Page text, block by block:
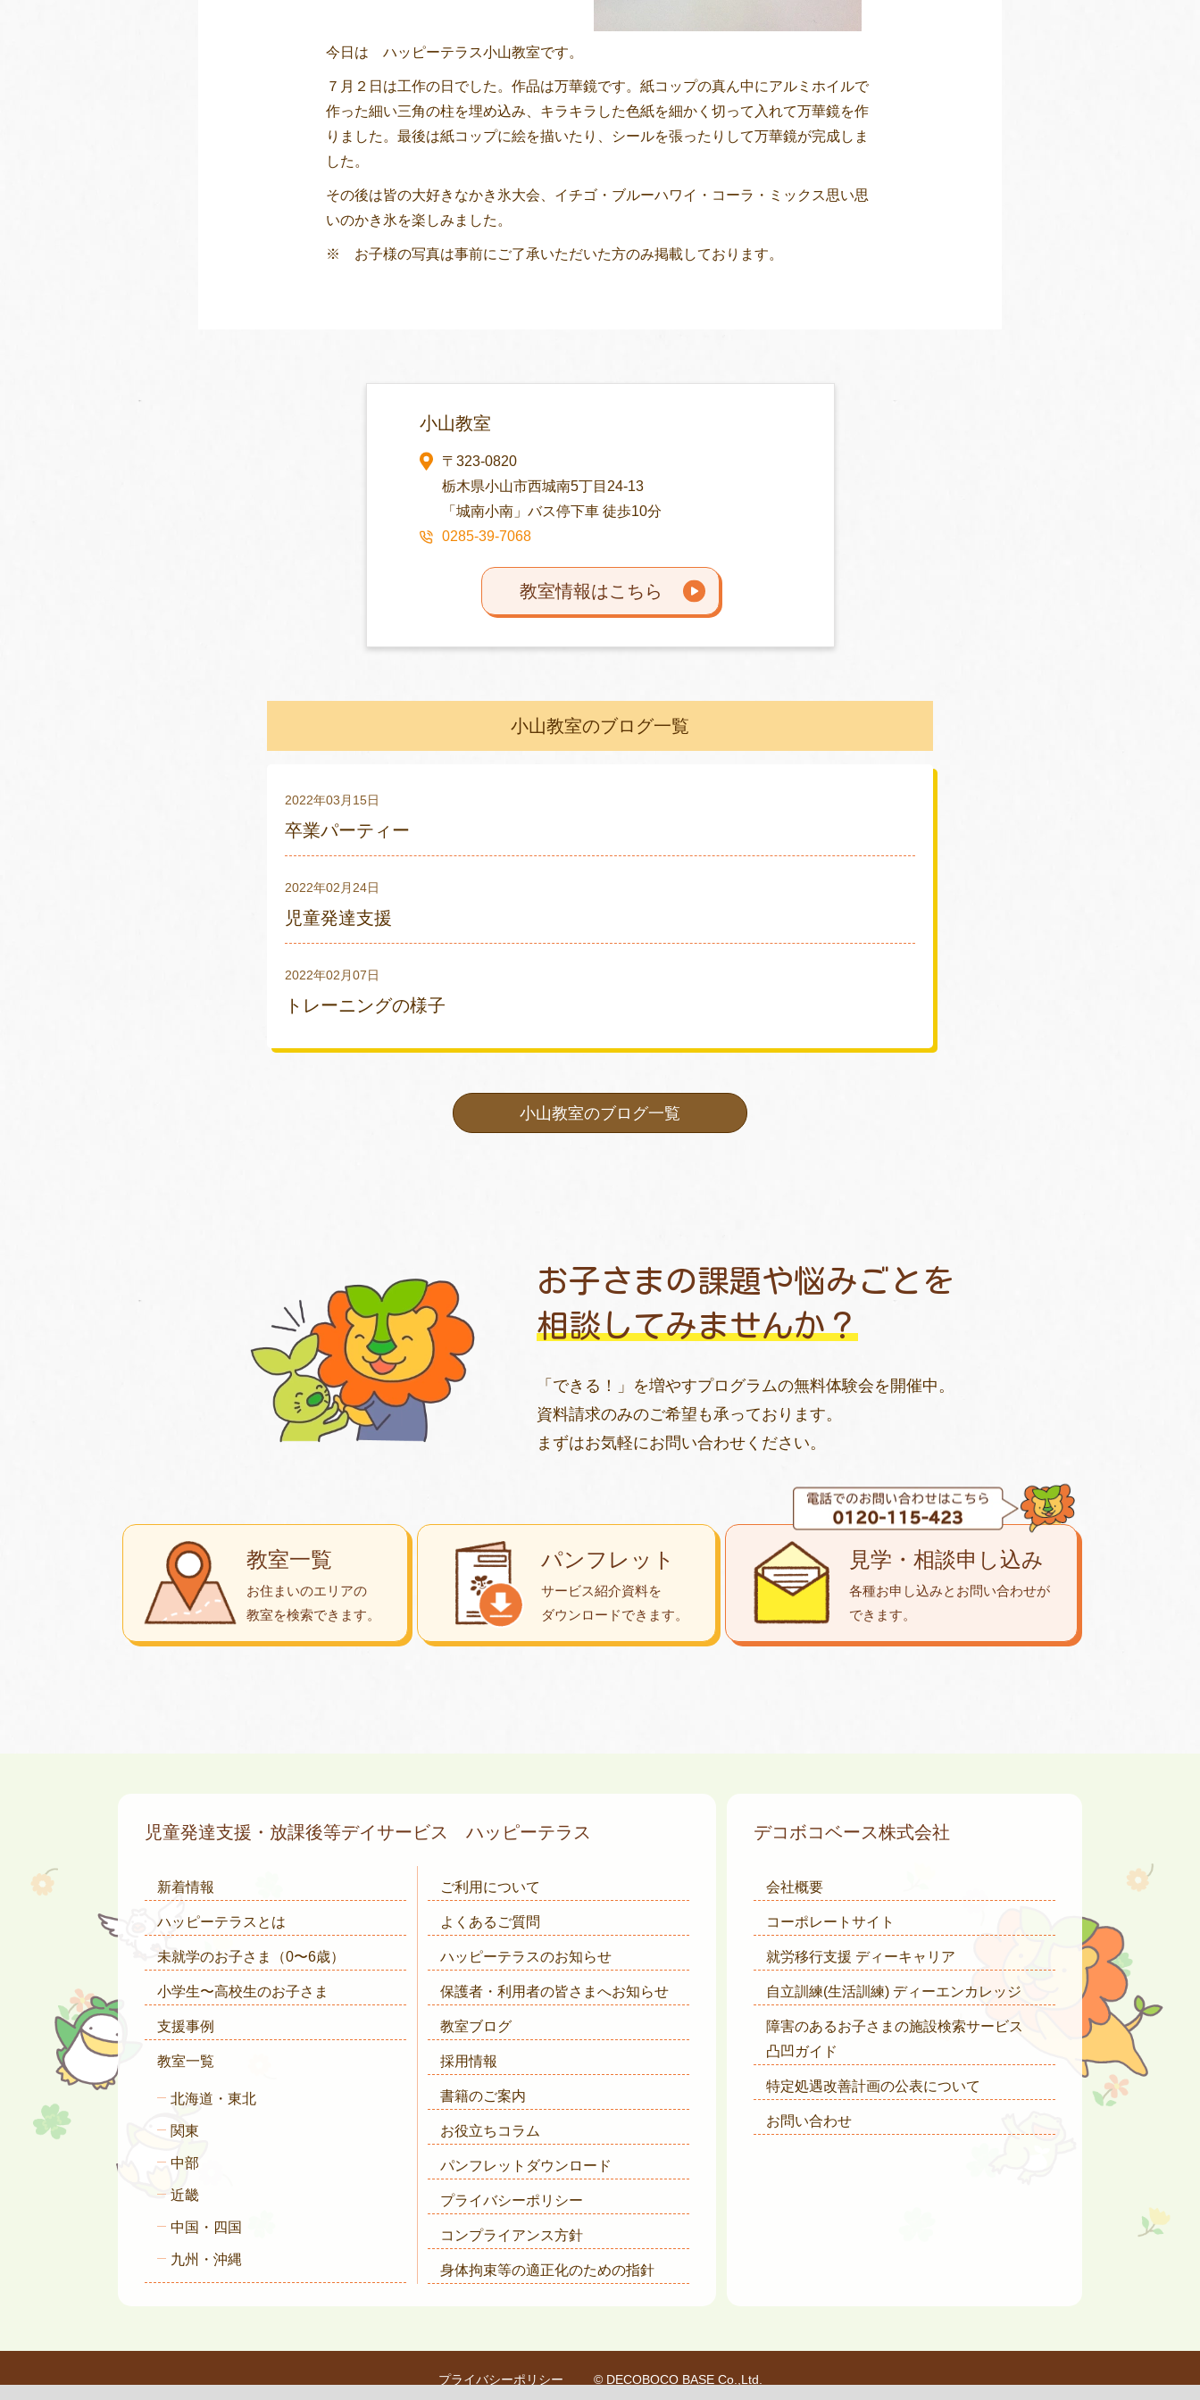
今日は ハッピーテラス小山教室です。
７月２日は工作の日でした。作品は万華鏡です。紙コップの真ん中にアルミホイルで
作った細い三角の柱を埋め込み、キラキラした色紙を細かく切って入れて万華鏡を作
りました。最後は紙コップに絵を描いたり、シールを張ったりして万華鏡が完成しま
した。
その後は皆の大好きなかき氷大会、イチゴ・ブルーハワイ・コーラ・ミックス思い思
いのかき氷を楽しみました。
※ お子様の写真は事前にご了承いただいた方のみ掲載しております。
小山教室
〒323-0820
栃木県小山市西城南5丁目24-13
「城南小南」バス停下車 徒歩10分
0285-39-7068
教室情報はこちら
小山教室のブログ一覧
2022年03月15日
卒業パーティー
2022年02月24日
児童発達支援
2022年02月07日
トレーニングの様子
小山教室のブログ一覧
お子さまの課題や悩みごとを
相談してみませんか？
「できる！」を増やすプログラムの無料体験会を開催中。
資料請求のみのご希望も承っております。
まずはお気軽にお問い合わせください。
教室一覧
お住まいのエリアの
教室を検索できます。
パンフレット
サービス紹介資料を
ダウンロードできます。
見学・相談申し込み
各種お申し込みとお問い合わせが
できます。
児童発達支援・放課後等デイサービス ハッピーテラス
新着情報
ハッピーテラスとは
未就学のお子さま （0〜6歳）
小学生〜高校生のお子さま
支援事例
教室一覧
北海道・東北
関東
中部
近畿
中国・四国
九州・沖縄
ご利用について
よくあるご質問
ハッピーテラスのお知らせ
保護者・利用者の皆さまへお知らせ
教室ブログ
採用情報
書籍のご案内
お役立ちコラム
パンフレットダウンロード
プライバシーポリシー
コンプライアンス方針
身体拘束等の適正化のための指針
デコボコベース株式会社
会社概要
コーポレートサイト
就労移行支援 ディーキャリア
自立訓練(生活訓練) ディーエンカレッジ
障害のあるお子さまの施設検索サービス
凸凹ガイド
特定処遇改善計画の公表について
お問い合わせ
プライバシーポリシー
© DECOBOCO BASE Co.,Ltd.